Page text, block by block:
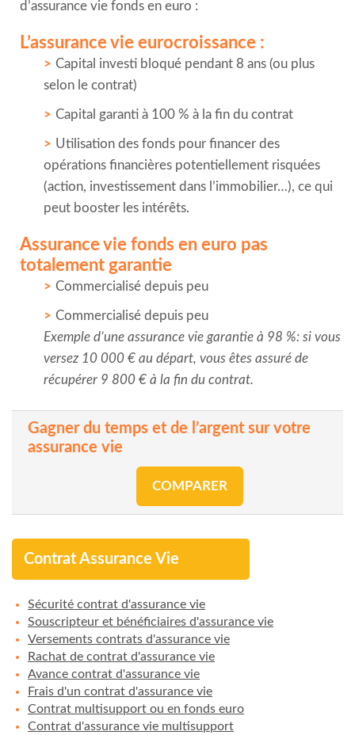
d’assurance vie fonds en euro :
L’assurance vie eurocroissance :
Capital investi bloqué pendant 8 ans (ou plus
selon le contrat)
Capital garanti à 100 % à la fin du contrat
Utilisation des fonds pour financer des
opérations financières potentiellement risquées
(action, investissement dans l’immobilier…), ce qui
peut booster les intérêts.
Assurance vie fonds en euro pas
totalement garantie
Commercialisé depuis peu
Commercialisé depuis peu
Exemple d’une assurance vie garantie à 98 %: si vous
versez 10 000 € au départ, vous êtes assuré de
récupérer 9 800 € à la fin du contrat.
Gagner du temps et de l’argent sur votre
assurance vie
COMPARER
Contrat Assurance Vie
Sécurité contrat d'assurance vie
Souscripteur et bénéficiaires d'assurance vie
Versements contrats d'assurance vie
Rachat de contrat d'assurance vie
Avance contrat d'assurance vie
Frais d'un contrat d'assurance vie
Contrat multisupport ou en fonds euro
Contrat d'assurance vie multisupport